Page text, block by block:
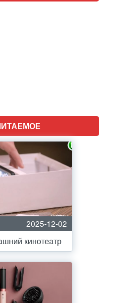
2025-12-02
кинотеатр